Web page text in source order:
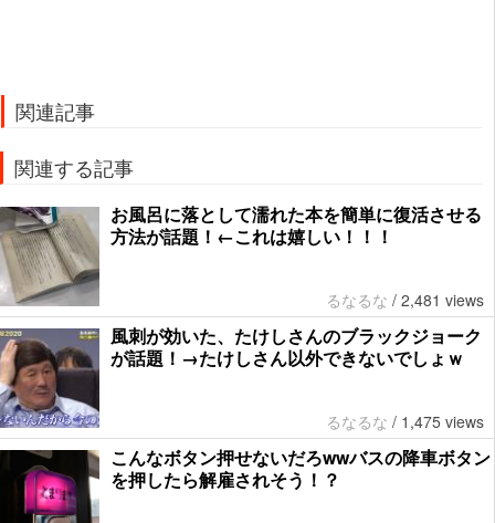
関連記事
関連する記事
お風呂に落として濡れた本を簡単に復活させる
方法が話題！←これは嬉しい！！！
るなるな / 2,481 views
風刺が効いた、たけしさんのブラックジョーク
が話題！→たけしさん以外できないでしょｗ
るなるな / 1,475 views
こんなボタン押せないだろwwバスの降車ボタン
を押したら解雇されそう！？